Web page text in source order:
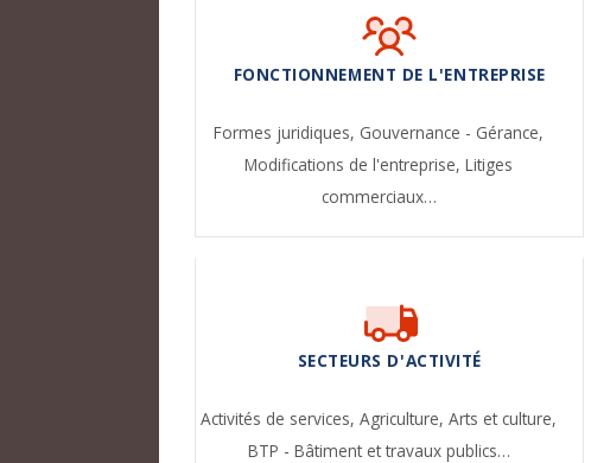
FONCTIONNEMENT DE L'ENTREPRISE
Formes juridiques, Gouvernance - Gérance,
Modifications de l'entreprise,Litiges
commerciaux…
SECTEURS D'ACTIVITÉ
Activités de services,Agriculture,Arts et culture,
BTP - Bâtiment et travaux publics…